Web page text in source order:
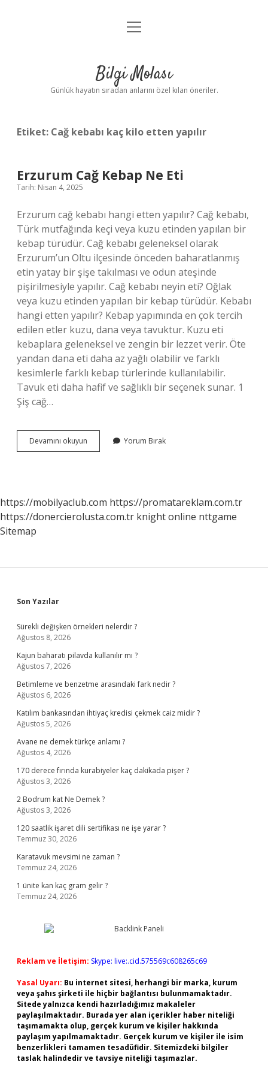
Anasayfa
Yasal Uyarı
menüyü
Bilgi Molası
Günlük hayatın sıradan anlarını özel kılan öneriler.
Etiket: Cağ kebabı kaç kilo etten yapılır
Erzurum Cağ Kebap Ne Eti
Tarih: Nisan 4, 2025
Erzurum cağ kebabı hangi etten yapılır? Cağ kebabı,
Türk mutfağında keçi veya kuzu etinden yapılan bir
kebap türüdür. Cağ kebabı geleneksel olarak
Erzurum’un Oltu ilçesinde önceden baharatlanmış
etin yatay bir şişe takılması ve odun ateşinde
pişirilmesiyle yapılır. Cağ kebabı neyin eti? Oğlak
veya kuzu etinden yapılan bir kebap türüdür. Kebabı
hangi etten yapılır? Kebap yapımında en çok tercih
edilen etler kuzu, dana veya tavuktur. Kuzu eti
kebaplara geleneksel ve zengin bir lezzet verir. Öte
yandan dana eti daha az yağlı olabilir ve farklı
kesimlerle farklı kebap türlerinde kullanılabilir.
Tavuk eti daha hafif ve sağlıklı bir seçenek sunar. 1
Şiş cağ…
Devamını okuyun Erzurum
Cağ
Yorum Bırak
https://mobilyaclub.com https://promatareklam.com.tr
https://donercierolusta.com.tr knight online nttgame
Sitemap
Sidebar
Son Yazılar
Sürekli değişken örnekleri nelerdir ?
Ağustos 8, 2026
Kajun baharatı pilavda kullanılır mı ?
Ağustos 7, 2026
Betimleme ve benzetme arasındaki fark nedir ?
Ağustos 6, 2026
Katılım bankasından ihtiyaç kredisi çekmek caiz midir ?
Ağustos 5, 2026
Avane ne demek türkçe anlamı ?
Ağustos 4, 2026
170 derece fırında kurabiyeler kaç dakikada pişer ?
Ağustos 3, 2026
2 Bodrum kat Ne Demek ?
Ağustos 3, 2026
120 saatlik işaret dili sertifikası ne işe yarar ?
Temmuz 30, 2026
Karatavuk mevsimi ne zaman ?
Temmuz 24, 2026
1 ünite kan kaç gram gelir ?
Temmuz 24, 2026
Reklam ve İletişim: Skype: live:.cid.575569c608265c69
Yasal Uyarı: Bu internet sitesi, herhangi bir marka, kurum
veya şahıs şirketi ile hiçbir bağlantısı bulunmamaktadır.
Sitede yalnızca kendi hazırladığımız makaleler
paylaşılmaktadır. Burada yer alan içerikler haber niteliği
taşımamakta olup, gerçek kurum ve kişiler hakkında
paylaşım yapılmamaktadır. Gerçek kurum ve kişiler ile isim
benzerlikleri tamamen tesadüfidir. Sitemizdeki bilgiler
taslak halindedir ve tavsiye niteliği taşımazlar.